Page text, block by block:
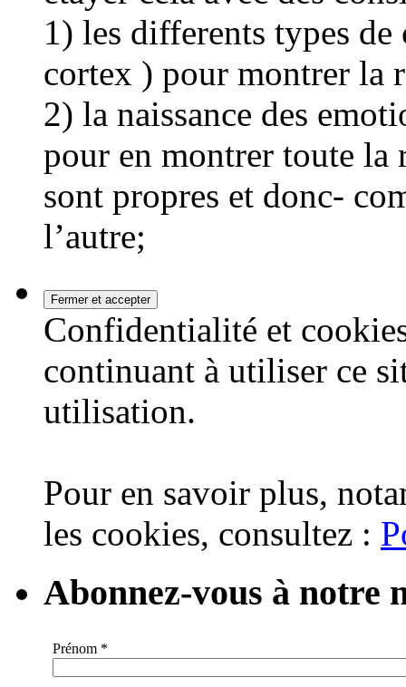
1) les differents types
cortex ) pour montrer la
2) la naissance des
pour en montrer toute la
sont propres et donc-
l’autre;
Confidentialité et
continuant à utiliser ce
utilisation.
Pour en savoir plus,
les cookies, consultez :
Abonnez-vous à notre
Prénom *